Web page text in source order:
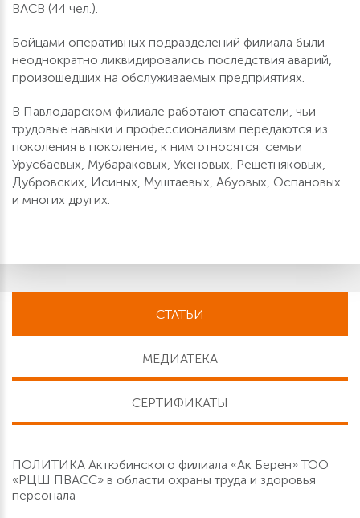
ВАСВ (44 чел.).
Бойцами оперативных подразделений филиала были
неоднократно ликвидировались последствия аварий,
произошедших на обслуживаемых предприятиях.
В Павлодарском филиале работают спасатели, чьи
трудовые навыки и профессионализм передаются из
поколения в поколение, к ним относятся семьи
Урусбаевых, Мубараковых, Укеновых, Решетняковых,
Дубровских, Исиных, Муштаевых, Абуовых, Оспановых
и многих других.
СТАТЬИ
МЕДИАТЕКА
СЕРТИФИКАТЫ
ПОЛИТИКА Актюбинского филиала «Ак Берен» ТОО
«РЦШ ПВАСС» в области охраны труда и здоровья
персонала